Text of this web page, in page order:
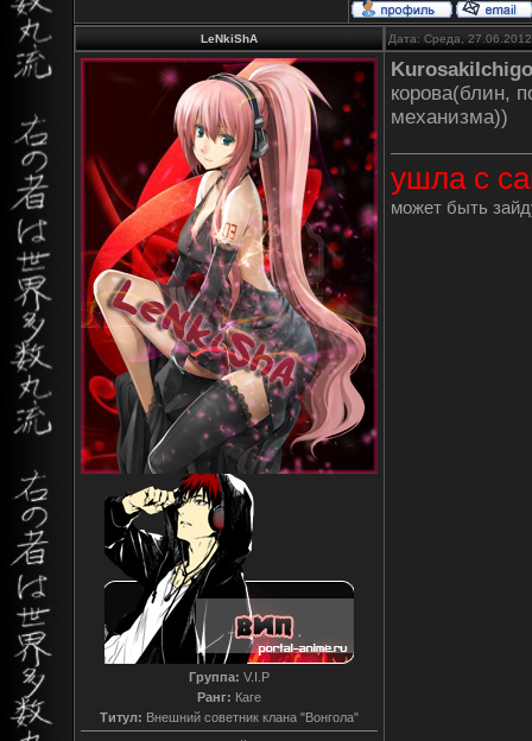
LeNkiShA Дата: Среда,
Группа: V.I.P
Ранг: Каге
Титул: Внешний советник клана "Вонгола"
KurosakiIchigo
корова(блин,
механизма))
ушла с
может быть